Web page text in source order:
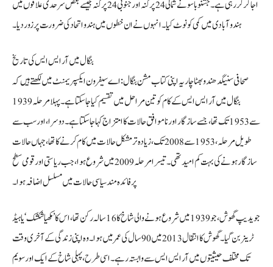
اجاگر کر رہی ہے۔ جشنو باسو نے شمالی 24 پرگنہ اور جنوبی 24 پرگنہ جیسے بعض سرحدی علاقوں میں
ہندو آبادی میں کمی کو نوٹ کیا۔ انہوں نے ان خطوں میں ہندو اتحاد کی ضرورت پر زور دیا۔
بنگال میں آر ایس ایس کی تاریخ
صحافی سنیگدھندو بھٹاچاریہ اپنی کتاب مشن بنگال: اے سیفرون ایکسپریمنٹ میں لکھتے ہیں کہ
بنگال میں آر ایس ایس کے کام کو تین مراحل میں تقسیم کیا جا سکتا ہے۔ پہلا مرحلہ 1939
سے 1953 تک تھا، جسے سازگار اور ناموافق حالات کا امتزاج کہا جا سکتا ہے۔ دوسرا، اور سب سے
طویل مرحلہ، 1953 سے 2008 تک، زیادہ تر مشکل حالات میں کام کرنے کا تھا، جہاں حالات
سازگار ہونے کی بہت کم امید تھی۔ تیسرا مرحلہ 2009 میں شروع ہوا، جب ریاستی اور قومی سطح
پر فائدہ مند سیاسی حالات میں مسلسل اضافہ ہوا۔
جویدیپ گھوش، جو 1939 میں شروع ہونے والی شاخ کا 16 سالہ رکن تھا، اس کا ’مکھیا شکشک‘ یا ہیڈ
ٹرینر بن گیا۔ گھوش کا انتقال 2013 میں 90 سال کی عمر میں ہوا۔ وہ اپنی زندگی کے آخری وقت
تک مختلف حیثیتوں میں آر ایس ایس سے وابستہ رہے۔ اسی طرح، پہلی شاخ کے ایک اور سویم